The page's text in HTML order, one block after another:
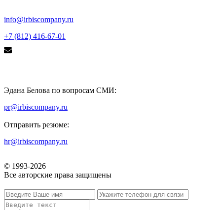
info@irbiscompany.ru
+7 (812) 416-67-01
Эдана Белова по вопросам СМИ:
pr@irbiscompany.ru
Отправить резюме:
hr@irbiscompany.ru
© 1993-2026
Все авторские права защищены